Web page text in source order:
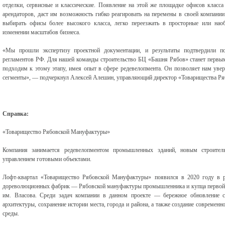
отделки, сервисные и классические. Появление на этой же площадке офисов
арендаторов, даст им возможность гибко реагировать на перемены в своей
выбирать офисы более высокого класса, легко переезжать в просторные или
изменении масштабов бизнеса.
«Мы прошли экспертизу проектной документации, и результаты подтвердили
регламентов РФ. Для нашей команды строительство БЦ «Башня Рябов» станет
подходим к этому этапу, имея опыт в сфере редевелопмента. Он позволяет нам
сегменты», — подчеркнул Алексей Алешин, управляющий директор «Товарищества
Справка:
«Товарищество Рябовской Мануфактуры»
Компания занимается редевелопментом промышленных зданий, новым
управлением готовыми объектами.
Лофт-квартал «Товарищество Рябовской Мануфактуры» появился в 2020 году в
дореволюционных фабрик — Рябовской мануфактуры промышленника и купца первой
им. Власова. Среди задач компании в данном проекте — бережное обновление
архитектуры, сохранение истории места, города и района, а также создание
среды.